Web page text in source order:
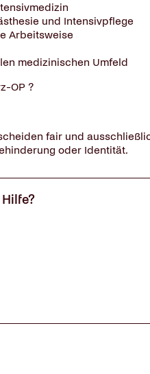
und Intensivpflege
Arbeitsweise
medizinischen Umfeld
OP ?
fair und
oder Identität.